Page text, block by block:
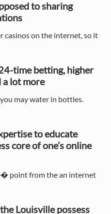
to sharing
casinos on the internet, so it
time betting, higher
a lot more
may water in bottles.
to educate
core of one’s online
point from the an internet
Louisville possess